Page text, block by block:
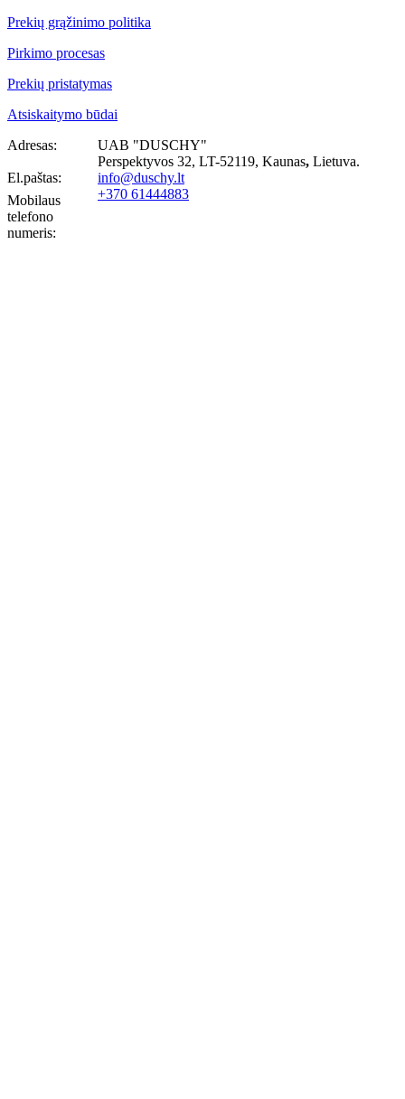
Prekių grąžinimo politika
Pirkimo procesas
Prekių pristatymas
Atsiskaitymo būdai
Adresas:
UAB "DUSCHY"
Perspektyvos 32, LT-52119, Kaunas, Lietuva.
El.paštas:
info@duschy.lt
Mobilaus
telefono
numeris:
+370 61444883